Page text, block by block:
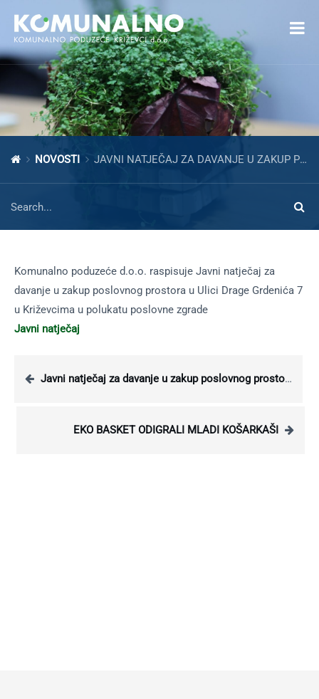
Open toolbar
NOVOSTI JAVNI NATJEČAJ ZA DAVANJE U ZAKUP POSLOVNOG PROSTORA
Komunalno poduzeće d.o.o. raspisuje Javni natječaj za
davanje u zakup poslovnog prostora u Ulici Drage Grdenića 7
u Križevcima u polukatu poslovne zgrade
Javni natječaj
Javni natječaj za davanje u zakup poslovnog prostora
EKO BASKET ODIGRALI MLADI KOŠARKAŠI